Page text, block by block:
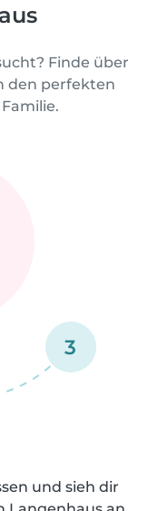
Finde über
den perfekten
3
und sieh dir